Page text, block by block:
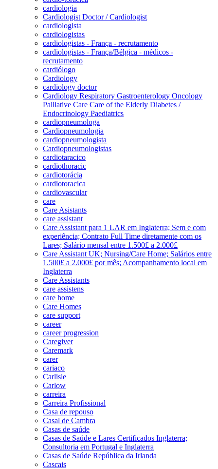
cardiologia
Cardiologist Doctor / Cardiologist
cardiologista
cardiologistas
cardiologistas - França - recrutamento
cardiologistas - França/Bélgica - médicos -
recrutamento
cardiólogo
Cardiology
cardiology doctor
Cardiology Respiratory Gastroenterology Oncology
Palliative Care Care of the Elderly Diabetes /
Endocrinology Paediatrics
cardiopneumologa
Cardiopneumologia
cardiopneumologista
Cardiopneumologistas
cardiotaracico
cardiothoracic
cardiotorácia
cardiotoracica
cardiovascular
care
Care Asistants
care assistant
Care Assistant para 1 LAR em Inglaterra; Sem e com
experiência; Contrato Full Time diretamente com os
Lares; Salário mensal entre 1.500£ a 2.000£
Care Assistant UK; Nursing/Care Home; Salários entre
1.500£ a 2.000£ por mês; Acompanhamento local em
Inglaterra
Care Assistants
care assistens
care home
Care Homes
care support
career
career progression
Caregiver
Caremark
carer
cariaco
Carlisle
Carlow
carreira
Carreira Profissional
Casa de repouso
Casal de Cambra
Casas de saúde
Casas de Saúde e Lares Certificados Inglaterra;
Consultoria em Portugal e Inglaterra
Casas de Saúde República da Irlanda
Cascais